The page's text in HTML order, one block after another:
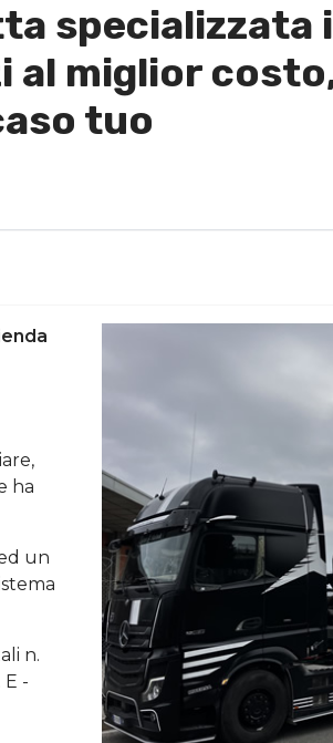
al miglior
tuo
ha
un
n.
-